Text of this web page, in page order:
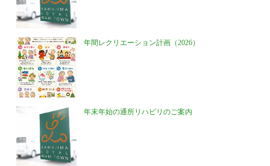
年間レクリエーション計画（2026）
年末年始の通所リハビリのご案内